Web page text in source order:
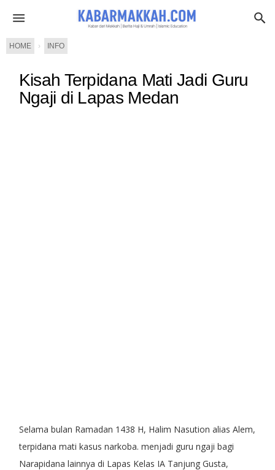
HOME › INFO
Kisah Terpidana Mati Jadi Guru
Ngaji di Lapas Medan
Selama bulan Ramadan 1438 H, Halim Nasution alias Alem,
terpidana mati kasus narkoba. menjadi guru ngaji bagi
Narapidana lainnya di Lapas Kelas IA Tanjung Gusta,